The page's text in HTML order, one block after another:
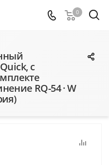
0
с
RQ-54 · W